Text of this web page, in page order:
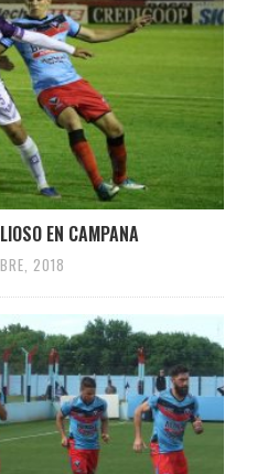
EN CAMPANA
2018